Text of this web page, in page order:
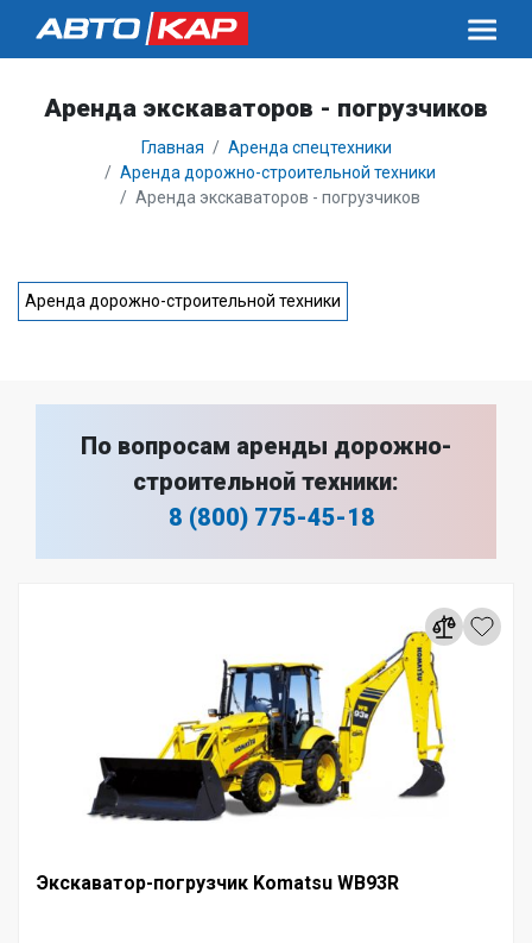
Аренда экскаваторов - погрузчиков
Главная
Аренда спецтехники
Аренда дорожно-строительной техники
Аренда экскаваторов - погрузчиков
Аренда дорожно-строительной техники
По вопросам аренды дорожно-
строительной техники:
8 (800) 775-45-18
Экскаватор-погрузчик Komatsu WB93R